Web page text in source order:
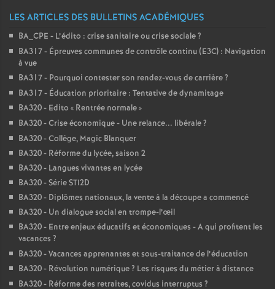
LES ARTICLES DES BULLETINS ACADÉMIQUES
BA_CPE - L’édito : crise sanitaire ou crise sociale?
BA317 - Épreuves communes de contrôle continu (E3C) : Navigation
à vue
BA317 - Pourquoi contester son rendez-vous de carrière?
BA317 - Éducation prioritaire : Tentative de dynamitage
BA320 - Edito « Rentrée normale»
BA320 - Crise économique - Une relance... libérale?
BA320 - Collège, Magic Blanquer
BA320 - Réforme du lycée, saison 2
BA320 - Langues vivantes en lycée
BA320 - Série STI2D
BA320 - Diplômes nationaux, la vente à la découpe a commencé
BA320 - Un dialogue social en trompe-l’œil
BA320 - Entre enjeux éducatifs et économiques - A qui profitent les
vacances ?
BA320 - Vacances apprenantes et sous-traitance de l’éducation
BA320 - Révolution numérique? Les risques du métier à distance
BA320 - Réforme des retraites, covidus interruptus ?